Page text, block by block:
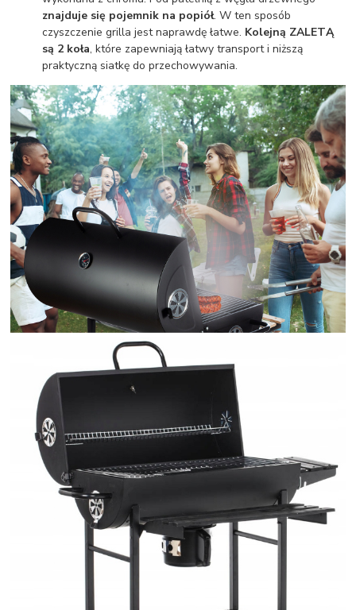
znajduje się pojemnik na popiół. W ten sposób
czyszczenie grilla jest naprawdę łatwe. Kolejną ZALETĄ
są 2 koła, które zapewniają łatwy transport i niższą
praktyczną siatkę do przechowywania.